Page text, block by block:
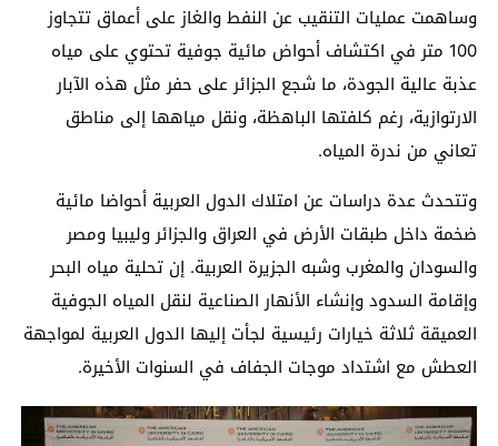
وساهمت عمليات التنقيب عن النفط والغاز على أعماق تتجاوز
100 متر في اكتشاف أحواض مائية جوفية تحتوي على مياه
عذبة عالية الجودة، ما شجع الجزائر على حفر مثل هذه الآبار
الارتوازية، رغم كلفتها الباهظة، ونقل مياهها إلى مناطق
تعاني من ندرة المياه.
وتتحدث عدة دراسات عن امتلاك الدول العربية أحواضا مائية
ضخمة داخل طبقات الأرض في العراق والجزائر وليبيا ومصر
والسودان والمغرب وشبه الجزيرة العربية. إن تحلية مياه البحر
وإقامة السدود وإنشاء الأنهار الصناعية لنقل المياه الجوفية
العميقة ثلاثة خيارات رئيسية لجأت إليها الدول العربية لمواجهة
العطش مع اشتداد موجات الجفاف في السنوات الأخيرة.